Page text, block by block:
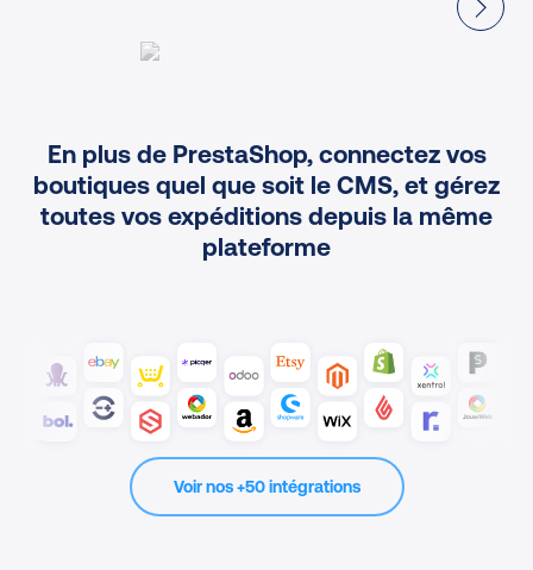
En plus de PrestaShop, connectez vos
boutiques quel que soit le CMS, et gérez
toutes vos expéditions depuis la même
plateforme
Voir nos +50 intégrations